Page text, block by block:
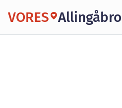
VORES Allingåbro